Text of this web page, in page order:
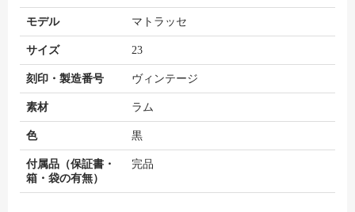
モデル マトラッセ
サイズ 23
刻印・製造番号 ヴィンテージ
素材 ラム
色 黒
付属品（保証書・
箱・袋の有無）
完品